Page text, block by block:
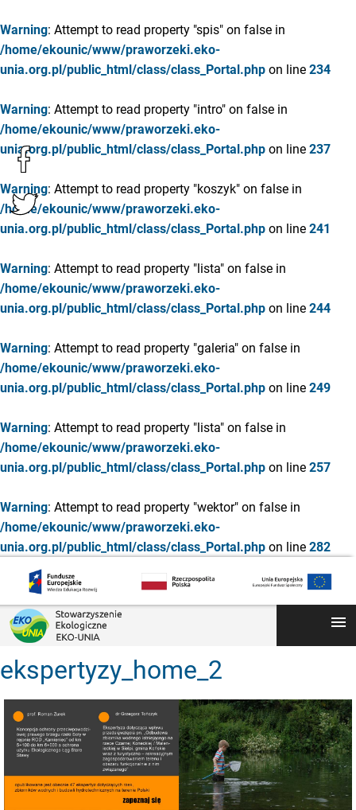
Warning: Attempt to read property "spis" on false in
/home/ekounic/www/praworzeki.eko-
unia.org.pl/public_html/class/class_Portal.php on line 234
Warning: Attempt to read property "intro" on false in
/home/ekounic/www/praworzeki.eko-
unia.org.pl/public_html/class/class_Portal.php on line 237
Warning: Attempt to read property "koszyk" on false in
/home/ekounic/www/praworzeki.eko-
unia.org.pl/public_html/class/class_Portal.php on line 241
Warning: Attempt to read property "lista" on false in
/home/ekounic/www/praworzeki.eko-
unia.org.pl/public_html/class/class_Portal.php on line 244
Warning: Attempt to read property "galeria" on false in
/home/ekounic/www/praworzeki.eko-
unia.org.pl/public_html/class/class_Portal.php on line 249
Warning: Attempt to read property "lista" on false in
/home/ekounic/www/praworzeki.eko-
unia.org.pl/public_html/class/class_Portal.php on line 257
Warning: Attempt to read property "wektor" on false in
/home/ekounic/www/praworzeki.eko-
unia.org.pl/public_html/class/class_Portal.php on line 282
menu
ekspertyzy_home_2